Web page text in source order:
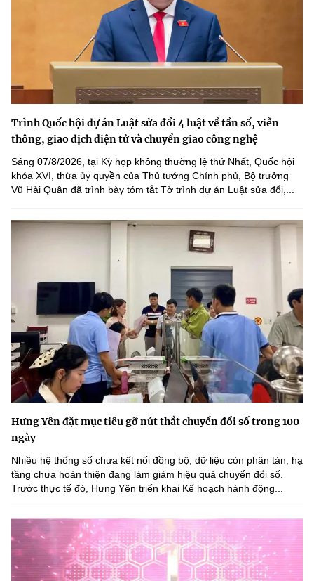
Trình Quốc hội dự án Luật sửa đổi 4 luật về tần số, viễn
thông, giao dịch điện tử và chuyển giao công nghệ
Sáng 07/8/2026, tại Kỳ họp không thường lệ thứ Nhất, Quốc hội
khóa XVI, thừa ủy quyền của Thủ tướng Chính phủ, Bộ trưởng
Vũ Hải Quân đã trình bày tóm tắt Tờ trình dự án Luật sửa đổi,...
Hưng Yên đặt mục tiêu gỡ nút thắt chuyển đổi số trong 100
ngày
Nhiều hệ thống số chưa kết nối đồng bộ, dữ liệu còn phân tán, hạ
tầng chưa hoàn thiện đang làm giảm hiệu quả chuyển đổi số.
Trước thực tế đó, Hưng Yên triển khai Kế hoạch hành động...